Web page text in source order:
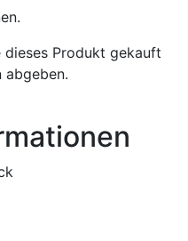
dieses Produkt gekauft
abgeben.